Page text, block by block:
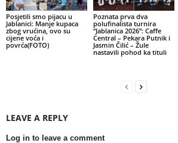
Posjetili smo pijacu u
Jablanici: Manje kupaca
zbog vrućina, ovo su
cijene voća i
povrća(FOTO)
Poznata prva dva
polufinalista turnira
“Jablanica 2026”: Caffe
Central – Pekara Putnik i
Jasmin Čilić – Žule
nastavili pohod ka tituli
LEAVE A REPLY
Log in to leave a comment